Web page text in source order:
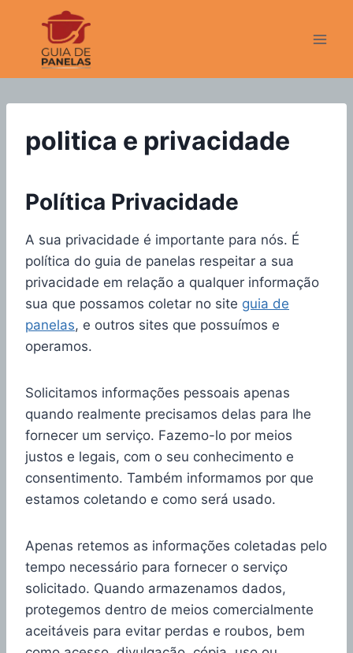
Conteúdo
politica e privacidade
Política Privacidade
A sua privacidade é importante para nós. É
política do guia de panelas respeitar a sua
privacidade em relação a qualquer informação
sua que possamos coletar no site guia de
panelas, e outros sites que possuímos e
operamos.
Solicitamos informações pessoais apenas
quando realmente precisamos delas para lhe
fornecer um serviço. Fazemo-lo por meios
justos e legais, com o seu conhecimento e
consentimento. Também informamos por que
estamos coletando e como será usado.
Apenas retemos as informações coletadas pelo
tempo necessário para fornecer o serviço
solicitado. Quando armazenamos dados,
protegemos dentro de meios comercialmente
aceitáveis ​​para evitar perdas e roubos, bem